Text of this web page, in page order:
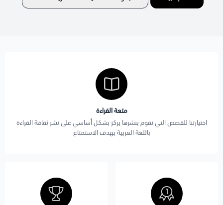
متعة القراءة
اختيارتنا للقصص التي نقوم بنشرها يركز بشكل أساسي على نشر ثقافة القراءة
باللغة العربية بهدف الاستمتاع